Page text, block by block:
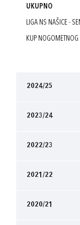
UKUPNO
LIGA NS NAŠICE -
KUP
2024/25
2023/24
2022/23
2021/22
2020/21